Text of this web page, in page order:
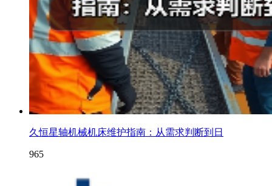
久恒星轴机械机床维护指南：从需求判断到日
965